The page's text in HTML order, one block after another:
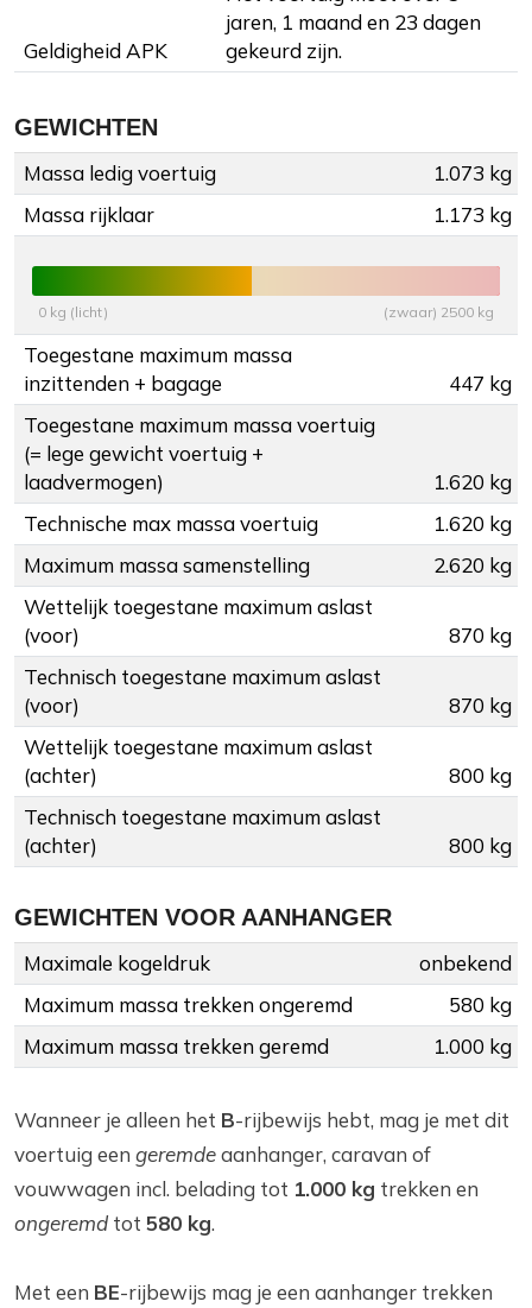
Geldigheid APK
jaren, 1 maand en 23 dagen
gekeurd zijn.
GEWICHTEN
Massa ledig voertuig
1.073 kg
Massa rijklaar
1.173 kg
0 kg (licht) (zwaar) 2500 kg
Toegestane maximum massa
inzittenden + bagage
447 kg
Toegestane maximum massa voertuig
(= lege gewicht voertuig +
laadvermogen)
1.620 kg
Technische max massa voertuig
1.620 kg
Maximum massa samenstelling
2.620 kg
Wettelijk toegestane maximum aslast
(voor)
870 kg
Technisch toegestane maximum aslast
(voor)
870 kg
Wettelijk toegestane maximum aslast
(achter)
800 kg
Technisch toegestane maximum aslast
(achter)
800 kg
GEWICHTEN VOOR AANHANGER
Maximale kogeldruk
onbekend
Maximum massa trekken ongeremd
580 kg
Maximum massa trekken geremd
1.000 kg
Wanneer je alleen het B-rijbewijs hebt, mag je met dit
voertuig een geremdeaanhanger, caravan of
vouwwagen incl. belading tot 1.000 kg trekken en
ongeremd tot 580 kg.
Met een BE-rijbewijs mag je een aanhanger trekken